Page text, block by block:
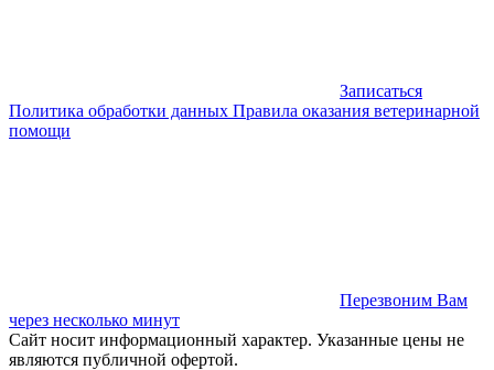
Записаться
Политика обработки данных Правила оказания ветеринарной
помощи
Перезвоним Вам
через несколько минут
Сайт носит информационный характер. Указанные цены не
являются публичной офертой.